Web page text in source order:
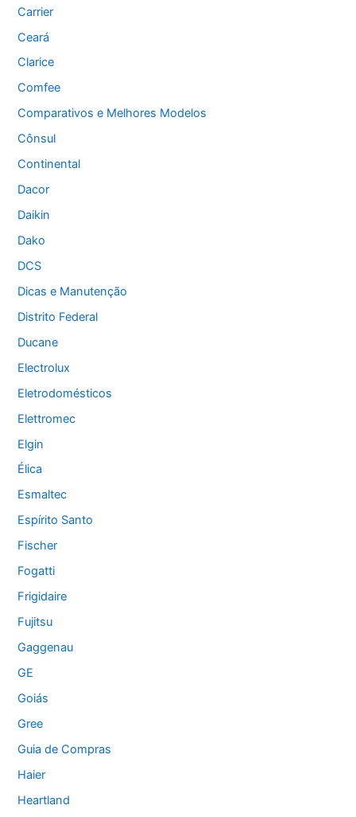
Carrier
Ceará
Clarice
Comfee
Comparativos e Melhores Modelos
Cônsul
Continental
Dacor
Daikin
Dako
DCS
Dicas e Manutenção
Distrito Federal
Ducane
Electrolux
Eletrodomésticos
Elettromec
Elgin
Élica
Esmaltec
Espírito Santo
Fischer
Fogatti
Frigidaire
Fujitsu
Gaggenau
GE
Goiás
Gree
Guia de Compras
Haier
Heartland